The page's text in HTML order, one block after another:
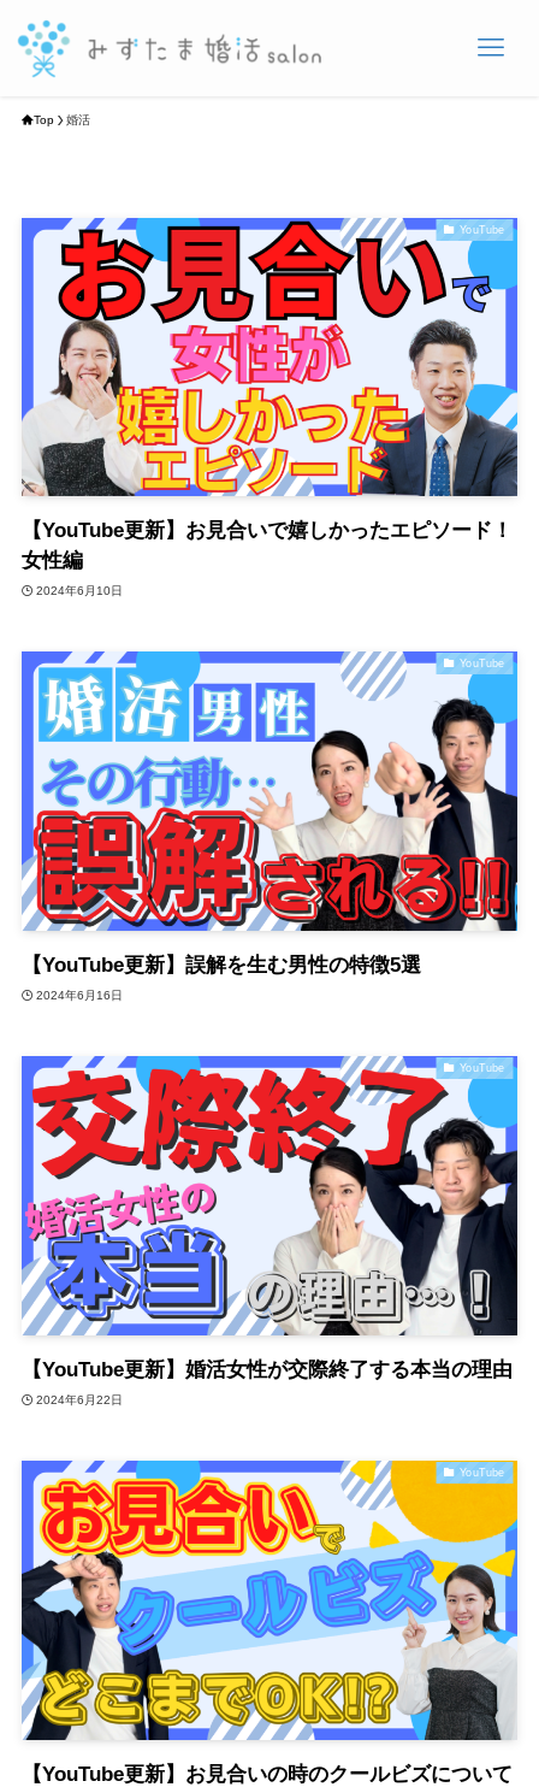
Top 婚活
YouTube
【YouTube更新】お見合いで嬉しかったエピソード！
女性編
2024年6月10日
YouTube
【YouTube更新】誤解を生む男性の特徴5選
2024年6月16日
YouTube
【YouTube更新】婚活女性が交際終了する本当の理由
2024年6月22日
YouTube
【YouTube更新】お見合いの時のクールビズについて